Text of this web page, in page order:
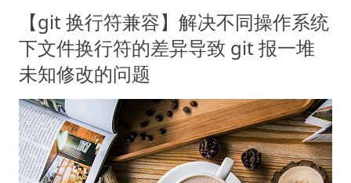
【git 换行符兼容】解决不同操作系统
下文件换行符的差异导致 git 报一堆
未知修改的问题